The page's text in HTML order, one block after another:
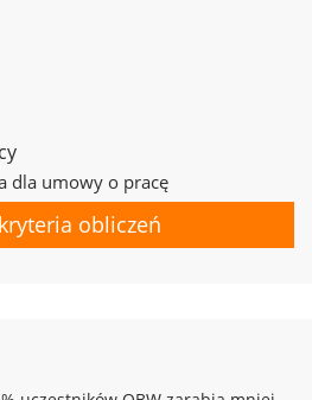
dla umowy o pracę
obliczeń